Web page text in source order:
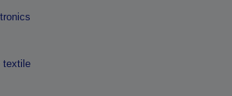
textile